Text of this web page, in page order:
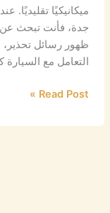
ميكانيكيًا
جدة، فأنت تبحث
ظهور رسائل
التعامل مع
Read Post »